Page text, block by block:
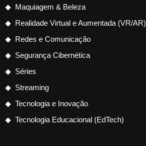
Maquiagem & Beleza
Realidade Virtual e Aumentada (VR/AR)
Redes e Comunicação
Segurança Cibernética
Séries
Streaming
Tecnologia e Inovação
Tecnologia Educacional (EdTech)